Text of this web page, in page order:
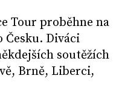
Tour proběhne na
Česku. Diváci
soutěžích
Brně, Liberci,